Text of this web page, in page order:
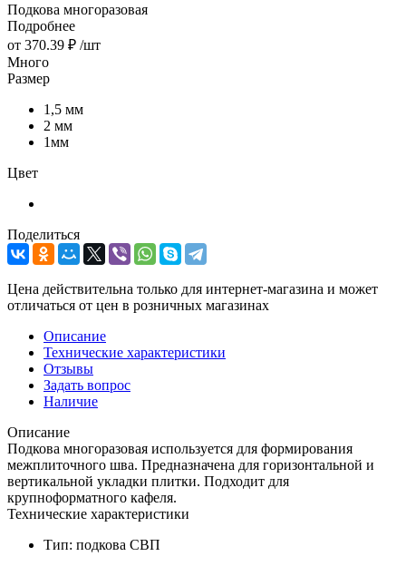
Подкова многоразовая
Подробнее
от 370.39 ₽ /шт
Много
Размер
1,5 мм
2 мм
1мм
Цвет
Поделиться
Цена действительна только для интернет-магазина и может
отличаться от цен в розничных магазинах
Описание
Технические характеристики
Отзывы
Задать вопрос
Наличие
Описание
Подкова многоразовая используется для формирования
межплиточного шва. Предназначена для горизонтальной и
вертикальной укладки плитки. Подходит для
крупноформатного кафеля.
Технические характеристики
Тип: подкова СВП